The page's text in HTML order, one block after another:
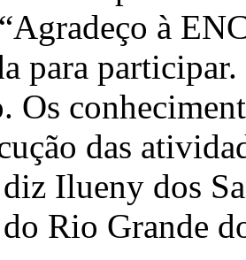
à
para
Os
das
Ilueny dos
Rio Grande